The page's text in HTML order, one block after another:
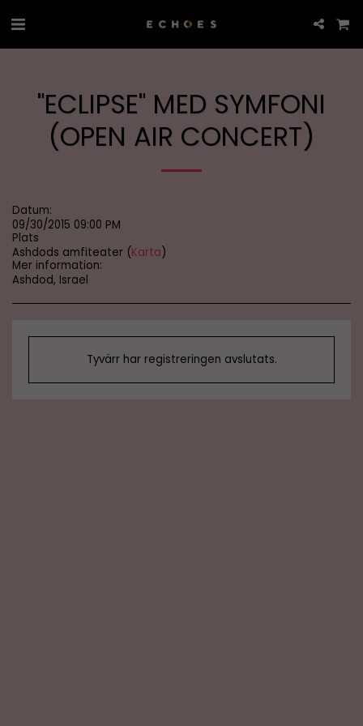
"ECLIPSE" MED SYMFONI
(OPEN AIR CONCERT)
Datum:
09/30/2015 09:00 PM
Plats
Ashdods amfiteater (Karta)
Mer information:
Ashdod, Israel
Tyvärr har registreringen avslutats.